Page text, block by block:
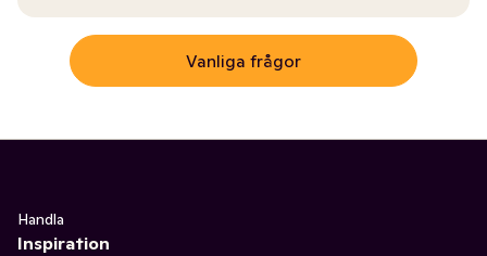
Vanliga frågor
Handla
Inspiration